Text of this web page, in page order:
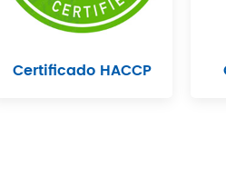
Certificado HACCP